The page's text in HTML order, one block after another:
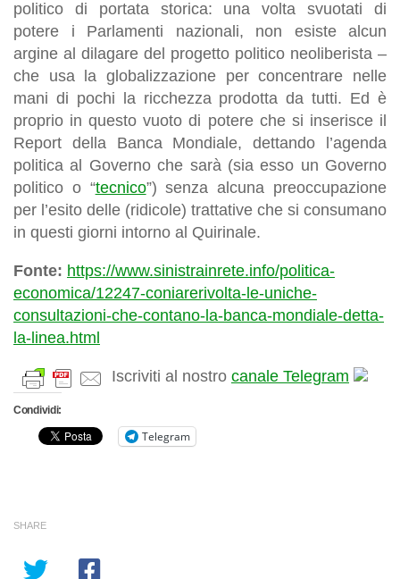
politico di portata storica: una volta svuotati di
potere i Parlamenti nazionali, non esiste alcun
argine al dilagare del progetto politico neoliberista –
che usa la globalizzazione per concentrare nelle
mani di pochi la ricchezza prodotta da tutti. Ed è
proprio in questo vuoto di potere che si inserisce il
Report della Banca Mondiale, dettando l’agenda
politica al Governo che sarà (sia esso un Governo
politico o “tecnico”) senza alcuna preoccupazione
per l’esito delle (ridicole) trattative che si consumano
in questi giorni intorno al Quirinale.
Fonte: https://www.sinistrainrete.info/politica-
economica/12247-coniarerivolta-le-uniche-
consultazioni-che-contano-la-banca-mondiale-detta-
la-linea.html
Iscriviti al nostro canale Telegram
Condividi:
Telegram
SHARE